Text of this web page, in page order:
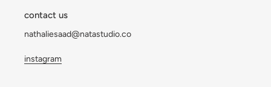
contact us
nathaliesaad@natastudio.co
instagram